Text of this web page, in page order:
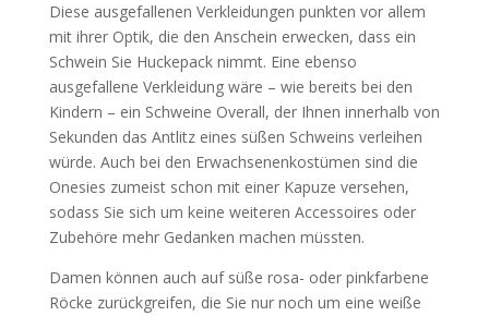
Diese ausgefallenen Verkleidungen punkten vor allem
mit ihrer Optik, die den Anschein erwecken, dass ein
Schwein Sie Huckepack nimmt. Eine ebenso
ausgefallene Verkleidung wäre – wie bereits bei den
Kindern – ein Schweine Overall, der Ihnen innerhalb von
Sekunden das Antlitz eines süßen Schweins verleihen
würde. Auch bei den Erwachsenenkostümen sind die
Onesies zumeist schon mit einer Kapuze versehen,
sodass Sie sich um keine weiteren Accessoires oder
Zubehöre mehr Gedanken machen müssten.
Damen können auch auf süße rosa- oder pinkfarbene
Röcke zurückgreifen, die Sie nur noch um eine weiße